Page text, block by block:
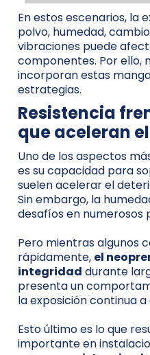
En estos escenarios, la
polvo, humedad,
vibraciones puede
componentes. Por ello,
incorporan estas
estrategias.
Resistencia
que aceleran
Uno de los aspectos
es su capacidad para
suelen acelerar el
Sin embargo, la
desafíos en numerosos
Pero mientras algunos
rápidamente, el
integridad durante
presenta un
la exposición continua
Esto último es lo que
importante en